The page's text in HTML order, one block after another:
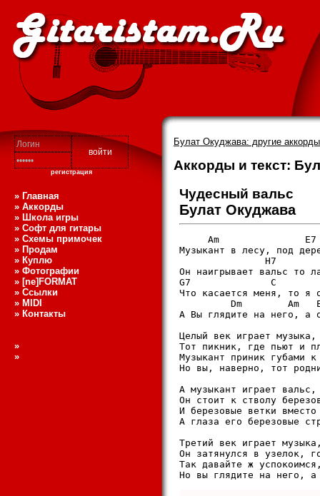
регистрация
Булат Окуджава: другие
Аккорды и текст:
» Главная
» Аккорды
» Школа игры
» Софт для гитары
» Схемы примочек
» Продам
» Куплю
» Фотографии
» [ne]FORMAT
» Ссылки
» MIDI
» Контакты
»
»
Чудесный вальс
Булат Окуджава
Am
Музыкант в лесу, под
H7
Он наигрывает вальс то
G7              C
Что касается меня, то я
Dm        Am
А Вы глядите на него, а
Целый век играет
Тот пикник, где пьют и
Музыкант приник губами
Но вы, наверно, тот
А музыкант играет
Он стоит к стволу
И березовые ветки
А глаза его березовые
Третий век играет
Он затянулся в узелок,
Так давайте ж
Но вы глядите на него, а